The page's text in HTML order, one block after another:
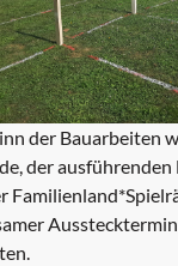
der Bauarbeiten
der ausführenden